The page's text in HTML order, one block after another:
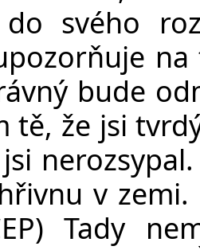
svého
na
bude
tě, že jsi
v
Tady